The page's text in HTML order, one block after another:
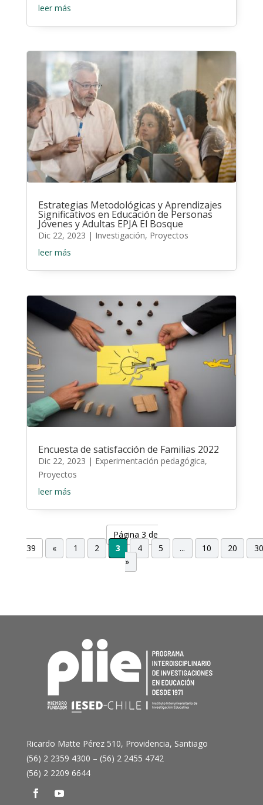
leer más
Estrategias Metodológicas y Aprendizajes
Significativos en Educación de Personas
Jóvenes y Adultas EPJA El Bosque
Dic 22, 2023 | Investigación, Proyectos
leer más
Encuesta de satisfacción de Familias 2022
Dic 22, 2023 | Experimentación pedagógica,
Proyectos
leer más
Página 3 de
39
« 1 2 3 4 5 ... 10 20
30
»
Ricardo Matte Pérez 510, Providencia, Santiago
(56) 2 2359 4300 – (56) 2 2455 4742
(56) 2 2209 6644